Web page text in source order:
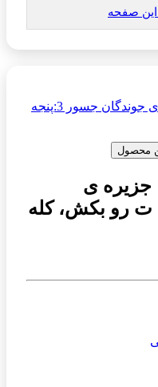
این صفحه
محصول
جزیره ی
3:پنجه ت رو بکش، کله